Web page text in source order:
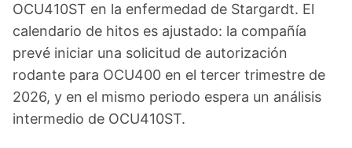
OCU410ST en la enfermedad de Stargardt. El
calendario de hitos es ajustado: la compañía
prevé iniciar una solicitud de autorización
rodante para OCU400 en el tercer trimestre de
2026, y en el mismo periodo espera un análisis
intermedio de OCU410ST.